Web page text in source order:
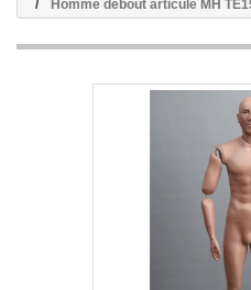
Homme debout articulé MH